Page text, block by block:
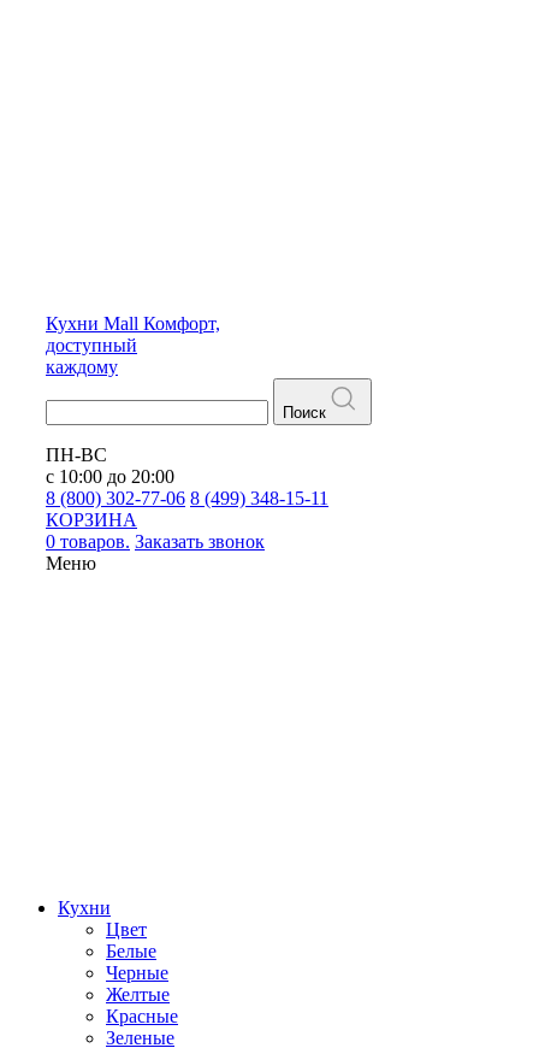
Кухни Mall Комфорт,
доступный
каждому
Поиск
ПН-ВС
с 10:00 до 20:00
8 (800) 302-77-06 8 (499) 348-15-11
КОРЗИНА
0 товаров. Заказать звонок
Меню
Кухни
Цвет
Белые
Черные
Желтые
Красные
Зеленые